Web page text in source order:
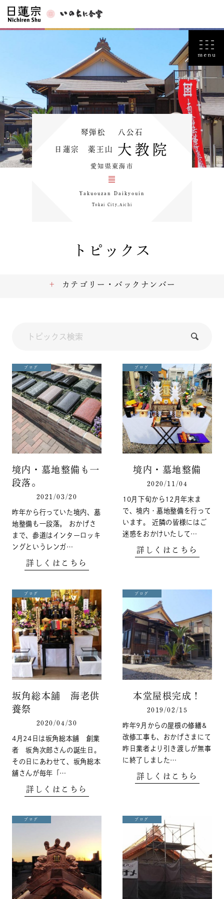
琴弾松 八公石
日蓮宗 薬王山 大教院
愛知県東海市
Yakuouzan Daikyouin
Tokai City,Aichi
トピックス
ブログ
境内・墓地整備も一
段落。
2021/03/20
昨年から行っていた境内、墓
地整備も一段落。 おかげさ
まで、参道はインターロッキ
ングというレンガ…
詳しくはこちら
ブログ
境内・墓地整備
2020/11/04
10月下旬から12月年末ま
で、境内・墓地整備を行って
います。 近隣の皆様にはご
迷惑をおかけいたして…
詳しくはこちら
ブログ
坂角総本舖 海老供
養祭
2020/04/30
4月24日は坂角総本舖 創業
者 坂角次郎さんの誕生日。
その日にあわせて、坂角総本
舖さんが毎年「…
詳しくはこちら
ブログ
本堂屋根完成！
2019/02/15
昨年9月からの屋根の修繕&
改修工事も、おかげさまにて
昨日業者より引き渡しが無事
に終了しました…
詳しくはこちら
ブログ ブログ
カテゴリー・バックナンバー